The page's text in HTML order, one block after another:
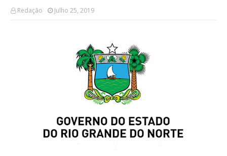
Redação Julho 25, 2019